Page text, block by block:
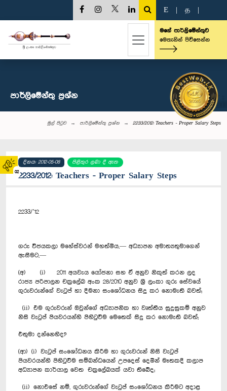
02
E த
මගේ පාර්ලිමේන්තුව
මෙතැනින් පිවිසෙන්න
පාර්ලි‌මේන්තු‌ ප්‍රශ්න
මුල් පිටුව පාර්ලි‌මේන්තු‌ ප්‍රශ්න 2233/2012: Teachers - Proper Salary Steps
දිනය: 2012-05-08 පිළිතුර ලබා දී ඇත
2233/2012: Teachers - Proper Salary Steps
2233/’12
ගරු විජයකලා මහේස්වරන් මහත්මිය,— අධ්‍යාපන අමාත්‍යතුමාගෙන්
ඇසීමට,—
(අ) (i) 2011 අයවැය යෝජනා සහ ඒ අනුව නිකුත් කරන ලද
රාජ්‍ය පරිපාලන චක්‍රලේඛ අංක 28/2010 අනුව ශ්‍රී ලංකා ගුරු සේවයේ
ගුරුවරුන්ගේ වැටුප් හා දීමනා සංශෝධනය සිදු කර නොමැති බවත්;
(ii) එම ගුරුවරුන් ඔවුන්ගේ අධ්‍යාපනික හා වෘත්තීය සුදුසුකම් අනුව
නිසි වැටුප් පියවරයන්හි පිහිටුවීම මෙතෙක් සිදු කර නොමැති බවත්;
එතුමා දන්නෙහිද?
(ආ) (i) වැටුප් සංශෝධනය කිරීම හා ගුරුවරුන් නිසි වැටුප්
පියවරයන්හි පිහිටුවීම සම්බන්ධයෙන් උපදෙස් දෙමින් මෑතකදී කලාප
අධ්‍යාපන කාර්යාල වෙත චක්‍රලේඛයක් යවා තිබේද;
(ii) නොඑසේ නම්, ගුරුවරුන්ගේ වැටුප් සංශෝධනය කිරීමට අදාළ